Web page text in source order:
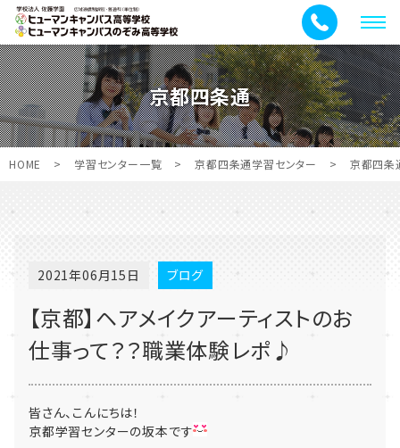
メ
ニ
ュ
ー
京都四条通
HOME > 学習センター一覧 > 京都四条通学習センター > 京都四条
2021年06月15日 ブログ
【京都】ヘアメイクアーティストのお
仕事って？？職業体験レポ♪
皆さん、こんにちは！
京都学習センターの坂本です